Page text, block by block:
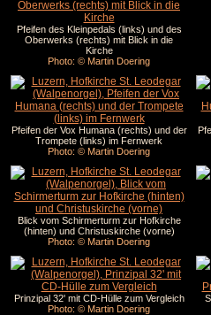
Pfeifen des Kleinpedals (links) und des
Oberwerks (rechts) mit Blick in die
Kirche
Photo: © Martin Doering
Pfeifen der Vox Humana (rechts) und der
Trompete (links) im Fernwerk
Photo: © Martin Doering
Blick vom Schirmerturm zur Hofkirche
(hinten) und Christuskirche (vorne)
Photo: © Martin Doering
Prinzipal 32' mit CD-Hülle zum Vergleich
Photo: © Martin Doering